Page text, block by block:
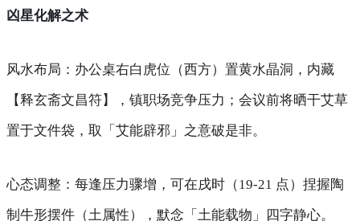
凶星化解之术
风水布局 ：办公桌右白虎位（西方）置黄水晶洞，内藏
【释玄斋文昌符】，镇职场竞争压力；会议前将晒干艾草
置于文件袋，取「艾能辟邪」之意破是非。
心态调整 ：每逢压力骤增，可在戌时（19-21 点）捏握陶
制牛形摆件（土属性），默念「土能载物」四字静心。